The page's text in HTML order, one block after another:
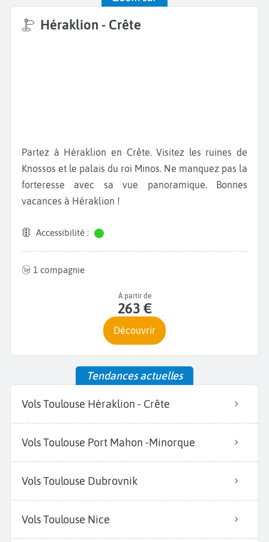
Héraklion - Crête
Partez à Héraklion en Crête. Visitez les ruines de
Knossos et le palais du roi Minos. Ne manquez pas la
forteresse avec sa vue panoramique. Bonnes
vacances à Héraklion !
Accessibilité :
1 compagnie
À partir de
263 €
Découvrir
Tendances actuelles
Vols Toulouse Héraklion - Crête
Vols Toulouse Port Mahon -Minorque
Vols Toulouse Dubrovnik
Vols Toulouse Nice